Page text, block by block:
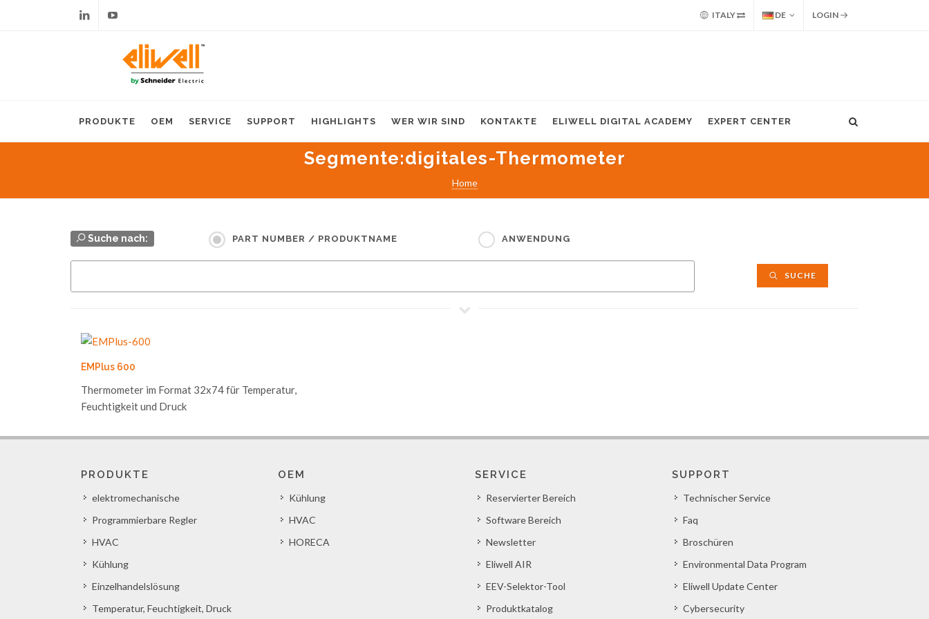
ITALY DE LOGIN
PRODUKTE OEM SERVICE SUPPORT HIGHLIGHTS WER WIR SIND KONTAKTE ELIWELL DIGITAL ACADEMY EXPERT CENTER
Segmente:digitales-Thermometer
Home
Suche nach: PART NUMBER / PRODUKTNAME ANWENDUNG
SUCHE
EMPlus 600
Thermometer im Format 32x74 für Temperatur,
Feuchtigkeit und Druck
PRODUKTE
elektromechanische
Programmierbare Regler
HVAC
Kühlung
Einzelhandelslösung
Temperatur, Feuchtigkeit, Druck
OEM
Kühlung
HVAC
HORECA
SERVICE
Reservierter Bereich
Software Bereich
Newsletter
Eliwell AIR
EEV-Selektor-Tool
Produktkatalog
SUPPORT
Technischer Service
Faq
Broschüren
Environmental Data Program
Eliwell Update Center
Cybersecurity